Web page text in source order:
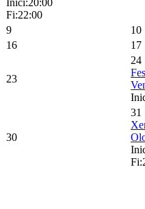
Fi:22:00
9
10
16 17
23
24
30
31